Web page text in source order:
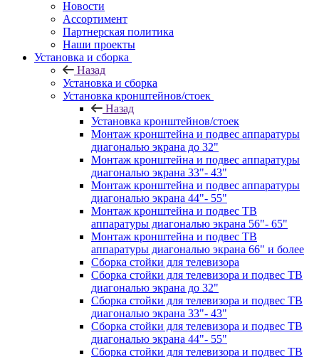
Новости
Ассортимент
Партнерская политика
Наши проекты
Установка и сборка
Назад
Установка и сборка
Установка кронштейнов/стоек
Назад
Установка кронштейнов/стоек
Монтаж кронштейна и подвес аппаратуры
диагональю экрана до 32"
Монтаж кронштейна и подвес аппаратуры
диагональю экрана 33"- 43"
Монтаж кронштейна и подвес аппаратуры
диагональю экрана 44"- 55"
Монтаж кронштейна и подвес ТВ
аппаратуры диагональю экрана 56"- 65"
Монтаж кронштейна и подвес ТВ
аппаратуры диагональю экрана 66" и более
Сборка стойки для телевизора
Сборка стойки для телевизора и подвес ТВ
диагональю экрана до 32"
Сборка стойки для телевизора и подвес ТВ
диагональю экрана 33"- 43"
Сборка стойки для телевизора и подвес ТВ
диагональю экрана 44"- 55"
Сборка стойки для телевизора и подвес ТВ